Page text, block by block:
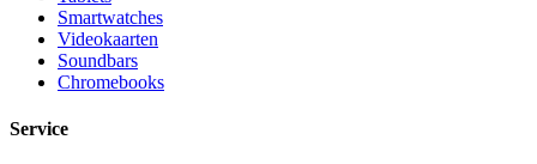
Smartwatches
Videokaarten
Soundbars
Chromebooks
Service